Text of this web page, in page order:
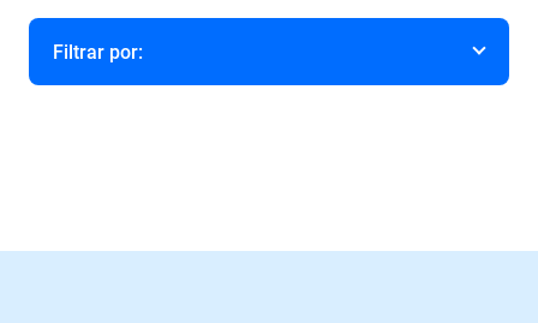
Filtrar por: